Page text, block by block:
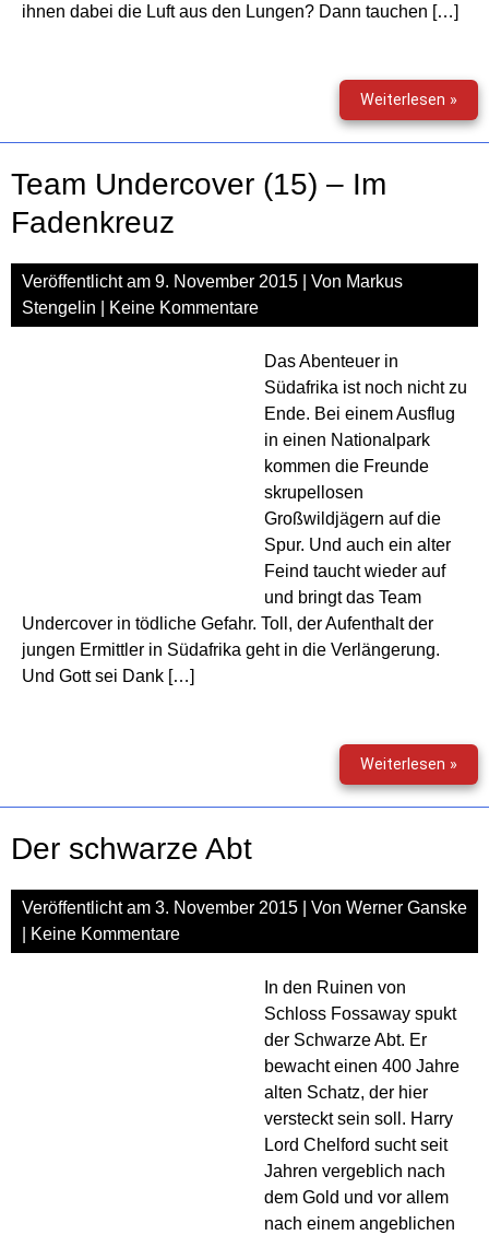
ihnen dabei die Luft aus den Lungen? Dann tauchen […]
Weiterlesen »
Team Undercover (15) – Im
Fadenkreuz
Veröffentlicht am 9. November 2015 | Von Markus
Stengelin
Keine Kommentare
Das Abenteuer in
Südafrika ist noch nicht zu
Ende. Bei einem Ausflug
in einen Nationalpark
kommen die Freunde
skrupellosen
Großwildjägern auf die
Spur. Und auch ein alter
Feind taucht wieder auf
und bringt das Team
Undercover in tödliche Gefahr. Toll, der Aufenthalt der
jungen Ermittler in Südafrika geht in die Verlängerung.
Und Gott sei Dank […]
Weiterlesen »
(15)
Der schwarze Abt
Veröffentlicht am 3. November 2015 | Von Werner Ganske
Keine Kommentare
In den Ruinen von
Schloss Fossaway spukt
der Schwarze Abt. Er
bewacht einen 400 Jahre
alten Schatz, der hier
versteckt sein soll. Harry
Lord Chelford sucht seit
Jahren vergeblich nach
dem Gold und vor allem
nach einem angeblichen